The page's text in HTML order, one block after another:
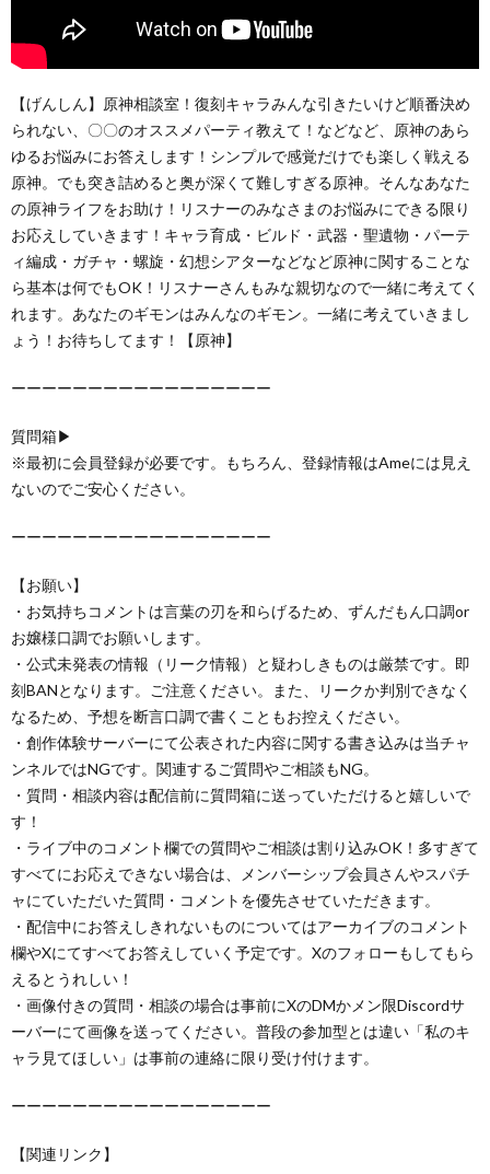
【げんしん】原神相談室！復刻キャラみんな引きたいけど順番決め
られない、〇〇のオススメパーティ教えて！などなど、原神のあら
ゆるお悩みにお答えします！シンプルで感覚だけでも楽しく戦える
原神。でも突き詰めると奥が深くて難しすぎる原神。そんなあなた
の原神ライフをお助け！リスナーのみなさまのお悩みにできる限り
お応えしていきます！キャラ育成・ビルド・武器・聖遺物・パーテ
ィ編成・ガチャ・螺旋・幻想シアターなどなど原神に関することな
ら基本は何でもOK！リスナーさんもみな親切なので一緒に考えてく
れます。あなたのギモンはみんなのギモン。一緒に考えていきまし
ょう！お待ちしてます！【原神】
ーーーーーーーーーーーーーーーーー
質問箱▶
※最初に会員登録が必要です。もちろん、登録情報はAmeには見え
ないのでご安心ください。
ーーーーーーーーーーーーーーーーー
【お願い】
・お気持ちコメントは言葉の刃を和らげるため、ずんだもん口調or
お嬢様口調でお願いします。
・公式未発表の情報（リーク情報）と疑わしきものは厳禁です。即
刻BANとなります。ご注意ください。また、リークか判別できなく
なるため、予想を断言口調で書くこともお控えください。
・創作体験サーバーにて公表された内容に関する書き込みは当チャ
ンネルではNGです。関連するご質問やご相談もNG。
・質問・相談内容は配信前に質問箱に送っていただけると嬉しいで
す！
・ライブ中のコメント欄での質問やご相談は割り込みOK！多すぎて
すべてにお応えできない場合は、メンバーシップ会員さんやスパチ
ャにていただいた質問・コメントを優先させていただきます。
・配信中にお答えしきれないものについてはアーカイブのコメント
欄やXにてすべてお答えしていく予定です。Xのフォローもしてもら
えるとうれしい！
・画像付きの質問・相談の場合は事前にXのDMかメン限Discordサ
ーバーにて画像を送ってください。普段の参加型とは違い「私のキ
ャラ見てほしい」は事前の連絡に限り受け付けます。
ーーーーーーーーーーーーーーーーー
【関連リンク】